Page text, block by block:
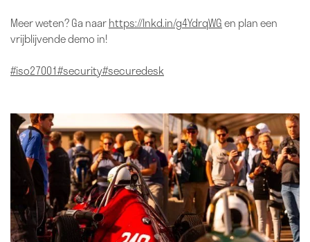
Meer weten? Ga naarhttps://lnkd.in/g4YdrqWGen plan een
vrijblijvende demo in!
#iso27001#security#securedesk